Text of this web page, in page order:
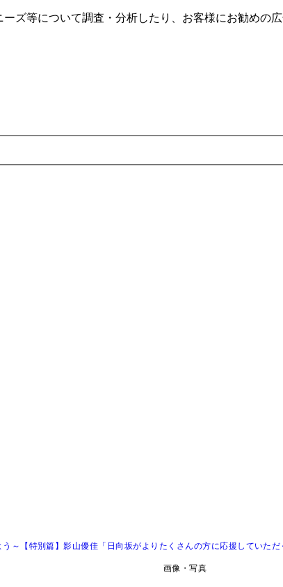
ズ等について調査・分析したり、お客様にお勧めの
～【特別篇】影山優佳「日向坂がよりたくさんの方に応援していただ
画像・写真